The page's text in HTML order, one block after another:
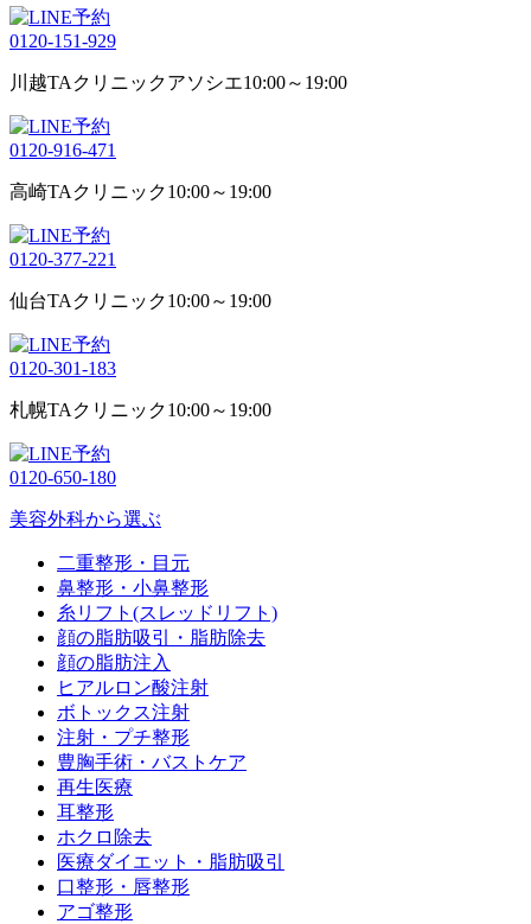
0120-151-929
川越TAクリニックアソシエ10:00～19:00
0120-916-471
高崎TAクリニック10:00～19:00
0120-377-221
仙台TAクリニック10:00～19:00
0120-301-183
札幌TAクリニック10:00～19:00
0120-650-180
美容外科から選ぶ
二重整形・目元
鼻整形・小鼻整形
糸リフト(スレッドリフト)
顔の脂肪吸引・脂肪除去
顔の脂肪注入
ヒアルロン酸注射
ボトックス注射
注射・プチ整形
豊胸手術・バストケア
再生医療
耳整形
ホクロ除去
医療ダイエット・脂肪吸引
口整形・唇整形
アゴ整形